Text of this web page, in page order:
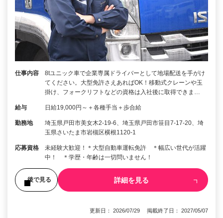
仕事内容
8tユニック車で企業専属ドライバーとして地場配送を手がけ
てください。大型免許さえあればOK！移動式クレーンや玉
掛け、フォークリフトなどの資格は入社後に取得できま…
給与 日給19,000円～＋各種手当＋歩合給
勤務地
埼玉県戸田市美女木2-19-6、埼玉県戸田市笹目7-17-20、埼
玉県さいたま市岩槻区横根1120-1
応募資格
未経験大歓迎！＊大型自動車運転免許 ＊幅広い世代が活躍
中！ ＊学歴・年齢は一切問いません！
後で見る 詳細を見る
更新日： 2026/07/29 掲載終了日： 2027/05/07